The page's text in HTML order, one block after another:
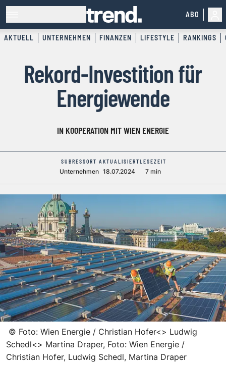
ABO
AKTUELL UNTERNEHMEN FINANZEN LIFESTYLE RANKINGS
Rekord-Investition für
Energiewende
IN KOOPERATION MIT WIEN ENERGIE
SUBRESSORT
Unternehmen
AKTUALISIERT
18.07.2024
LESEZEIT
7 min
© Foto: Wien Energie / Christian Hofer<> Ludwig
Schedl<> Martina Draper, Foto: Wien Energie /
Christian Hofer, Ludwig Schedl, Martina Draper